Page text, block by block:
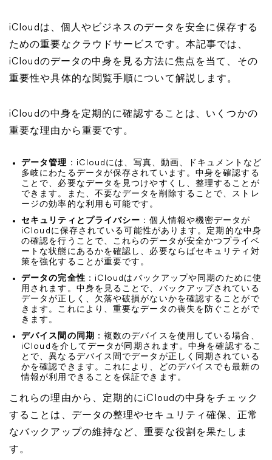
iCloudは、個人やビジネスのデータを安全に保存する
ための重要なクラウドサービスです。本記事では、
iCloudのデータの中身を見る方法に焦点を当て、その
重要性や具体的な閲覧手順について解説します。
iCloudの中身を定期的に確認することは、いくつかの
重要な理由から重要です。
データ管理 ：iCloudには、写真、動画、ドキュメントなど
多岐にわたるデータが保存されています。中身を確認する
ことで、必要なデータを見つけやすくし、整理することが
できます。また、不要なデータを削除することで、ストレ
ージの効率的な利用も可能です。
セキュリティとプライバシー ：個人情報や機密データが
iCloudに保存されている可能性があります。定期的な中身
の確認を行うことで、これらのデータが安全かつプライベ
ートな状態にあるかを確認し、必要ならばセキュリティ対
策を強化することが重要です。
データの完全性：iCloudはバックアップや同期のために使
用されます。中身を見ることで、バックアップされている
データが正しく、欠落や破損がないかを確認することがで
きます。これにより、重要なデータの喪失を防ぐことがで
きます。
デバイス間の同期 ：複数のデバイスを使用している場合、
iCloudを介してデータが同期されます。中身を確認するこ
とで、異なるデバイス間でデータが正しく同期されている
かを確認できます。これにより、どのデバイスでも最新の
情報が利用できることを保証できます。
これらの理由から、定期的にiCloudの中身をチェック
することは、データの整理やセキュリティ確保、正常
なバックアップの維持など、重要な役割を果たしま
す。